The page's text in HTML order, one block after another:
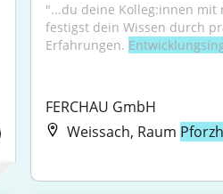
"...du deine Kolleg:innen mit
festigst dein Wissen durch
Erfahrungen.
FERCHAU GmbH
Weissach, Raum